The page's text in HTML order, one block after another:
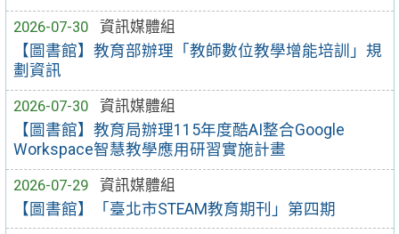
2026-07-30
資訊媒體組
【圖書館】教育部辦理「教師數位教學增能培訓」規
劃資訊
2026-07-30
資訊媒體組
【圖書館】教育局辦理115年度酷AI整合Google
Workspace智慧教學應用研習實施計畫
2026-07-29
資訊媒體組
【圖書館】「臺北市STEAM教育期刊」第四期